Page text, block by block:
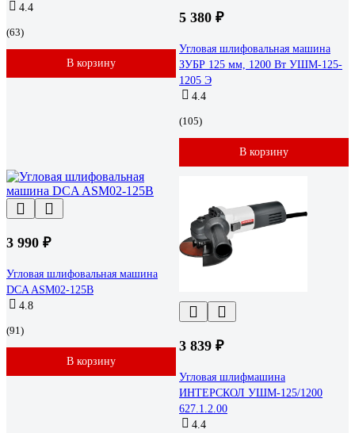
4.4
(63)
В корзину
5 380 ₽
Угловая шлифовальная машина
ЗУБР 125 мм, 1200 Вт УШМ-125-
1205 Э
4.4
(105)
В корзину
3 990 ₽
Угловая шлифовальная машина
DCA ASM02-125B
4.8
(91)
В корзину
3 839 ₽
Угловая шлифмашина
ИНТЕРСКОЛ УШМ-125/1200
627.1.2.00
4.4